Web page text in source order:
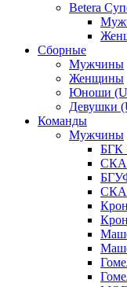
Betera
Сборные
Мужчины
Женщины
Юноши
Девушки
Команды
Мужчины
БГК